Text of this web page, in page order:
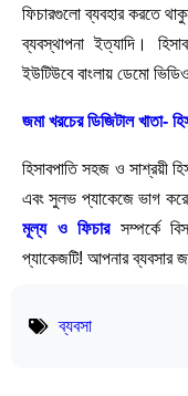
ফিচারগুলো ব্যবহার করতে
ব্যবস্থাপনা ইত্যাদি।
ইউটিউবে বাংলায় ডেমো
জমা খরচের ডিজিটাল খাতা-
হিসাবপাতি সহজ ও সাশ্রয়ী
এবং সুলভ প্যাকেজে ভাগ করে
মূল্য ও ফিচারসম্পর্কে
প্যাকেজটি! আপনার ব্যবসার
ব্যবসা